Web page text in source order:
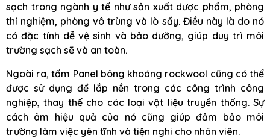
sạch trong ngành y tế như sản xuất dược phẩm, phòng
thí nghiệm, phòng vô trùng và lò sấy. Điều này là do nó
có đặc tính dễ vệ sinh và bảo dưỡng, giúp duy trì môi
trường sạch sẽ và an toàn.
Ngoài ra, tấm Panel bông khoáng rockwool cũng có thể
được sử dụng để lắp nền trong các công trình công
nghiệp, thay thế cho các loại vật liệu truyền thống. Sự
cách âm hiệu quả của nó cũng giúp đảm bảo môi
trường làm việc yên tĩnh và tiện nghi cho nhân viên.